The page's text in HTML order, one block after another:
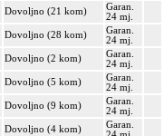
Dovoljno (21 kom)
Garan.
24 mj.
Dovoljno (28 kom)
Garan.
24 mj.
Dovoljno (2 kom)
Garan.
24 mj.
Dovoljno (5 kom)
Garan.
24 mj.
Dovoljno (9 kom)
Garan.
24 mj.
Dovoljno (4 kom)
Garan.